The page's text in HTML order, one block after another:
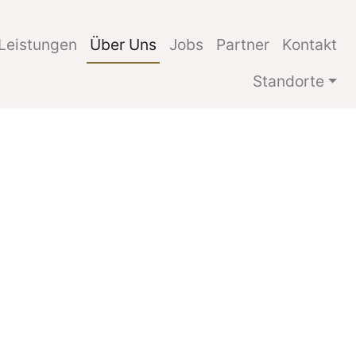
Über Uns (current)
Jobs Partner
Kontakt
Standorte